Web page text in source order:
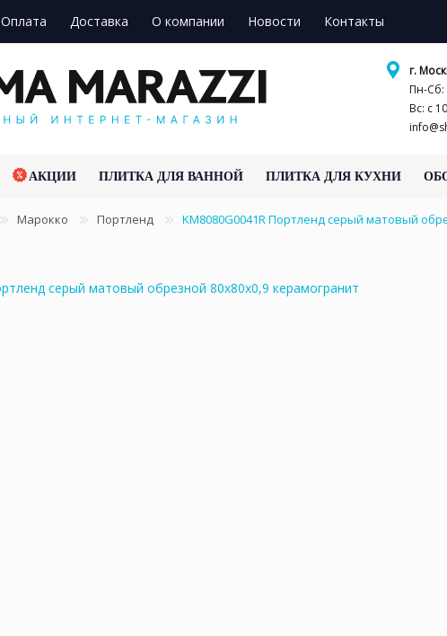
Оплата Доставка О компании Новости Контакты
г.
Пн-Сб:
Вс: с
АКЦИИ ПЛИТКА ДЛЯ ВАННОЙ ПЛИТКА ДЛЯ КУХНИ
Марокко Портленд KM8080G0041R Портленд серый матовый